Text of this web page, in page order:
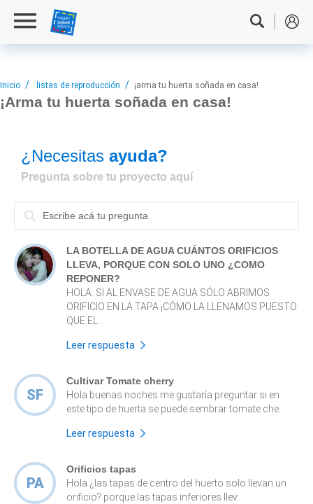
Inicio listas de reproducción ¡arma tu huerta soñada en casa!
¡Arma tu huerta soñada en casa!
¿Necesitas ayuda?
Pregunta sobre tu proyecto aquí
LA BOTELLA DE AGUA CUÁNTOS ORIFICIOS
LLEVA, PORQUE CON SOLO UNO ¿COMO
REPONER?
HOLA: SI AL ENVASE DE AGUA SÓLO ABRIMOS
ORIFICIO EN LA TAPA ¡CÓMO LA LLENAMOS PUESTO
QUE EL ...
Leer respuesta
SF
Cultivar Tomate cherry
Hola buenas noches me gustaría preguntar si en
este tipo de huerta se puede sembrar tomate che...
Leer respuesta
PA
Orificios tapas
Hola ¿las tapas de centro del huerto solo llevan un
orificio? porque las tapas inferiores llev...